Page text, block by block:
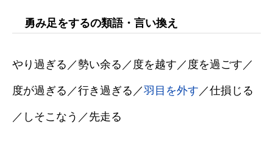
勇み足をするの類語・言い換え
やり過ぎる／勢い余る／度を越す／度を過ごす／
度が過ぎる／行き過ぎる／羽目を外す ／仕損じる
／しそこなう／先走る